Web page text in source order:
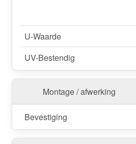
U-Waarde
UV-Bestendig
Montage / afwerking
Bevestiging